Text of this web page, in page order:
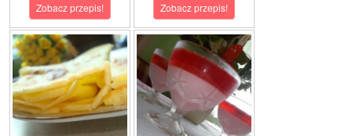
Zobacz przepis! Zobacz przepis!